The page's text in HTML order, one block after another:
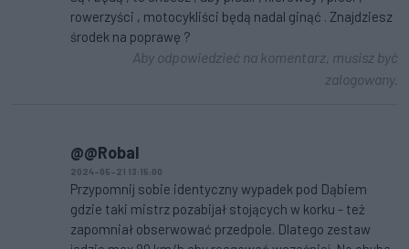
rowerzyści , motocykliści będą nadal ginąć . Znajdziesz
środek na poprawę ?
Aby odpowiedzieć na komentarz, musisz być
zalogowany.
@@Robal
2024-05-21 13:15:00
Przypomnij sobie identyczny wypadek pod Dąbiem
gdzie taki mistrz pozabijał stojących w korku - też
zapomniał obserwować przedpole. Dlatego zestaw